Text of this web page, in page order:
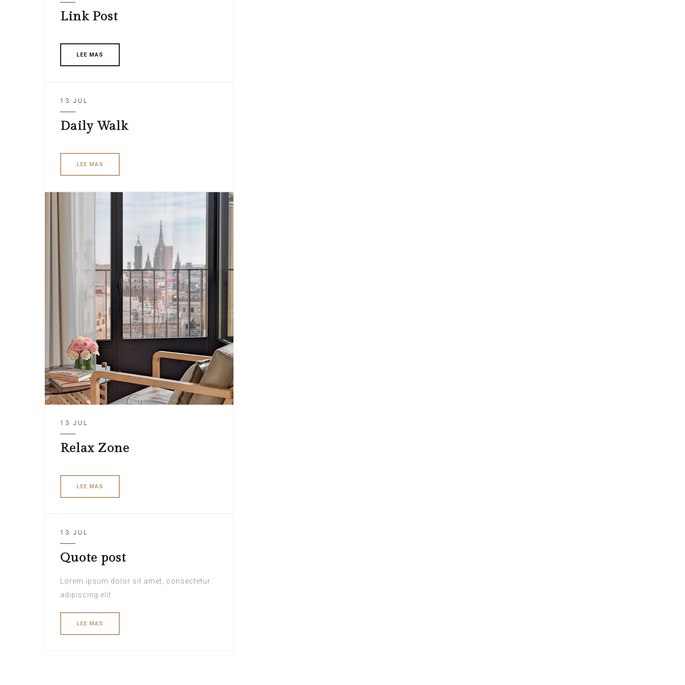
Link Post
LEE MAS
13 JUL
Daily Walk
LEE MAS
13 JUL
Relax Zone
LEE MAS
13 JUL
Quote post
Lorem ipsum dolor sit amet, consectetur
adipiscing elit.
LEE MAS